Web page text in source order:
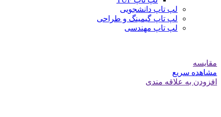
لپ تاپ دانشجویی
لپ تاپ گیمینگ و طراحی
لپ تاپ مهندسی
مقایسه
مشاهده سریع
افزودن به علاقه مندی